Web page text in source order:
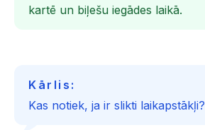
kartē un biļešu iegādes laikā.
Kārlis:
Kas notiek, ja ir slikti laikapstākļi?